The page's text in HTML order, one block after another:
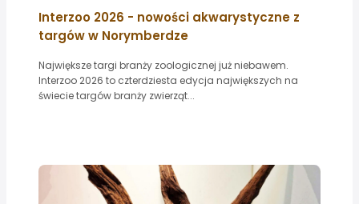
Interzoo 2026 - nowości akwarystyczne z
targów w Norymberdze
Największe targi branży zoologicznej już niebawem.
Interzoo 2026 to czterdziesta edycja największych na
świecie targów branży zwierząt...